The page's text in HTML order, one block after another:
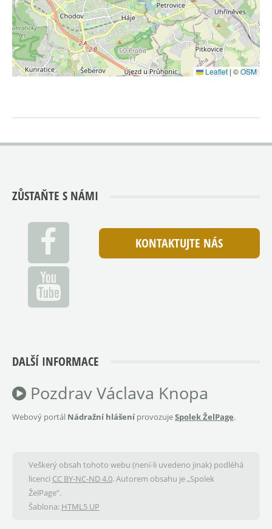
Leaflet | ©OSM
ZŮSTAŇTE S NÁMI
KONTAKTUJTE NÁS
DALŠÍ INFORMACE
Pozdrav Václava Knopa
Webový portál Nádražní hlášeníprovozujeSpolek ŽelPage.
Veškerý obsah tohoto webu (není-li uvedeno jinak) podléhá
licenci CC BY-NC-ND 4.0. Autorem obsahu je „Spolek
ŽelPage“.
Šablona: HTML5 UP